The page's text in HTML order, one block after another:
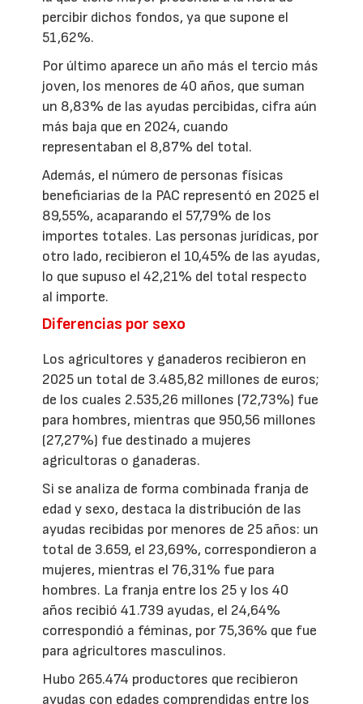
percibir dichos fondos, ya que supone el
51,62%.
Por último aparece un año más el tercio más
joven, los menores de 40 años, que suman
un 8,83% de las ayudas percibidas, cifra aún
más baja que en 2024, cuando
representaban el 8,87% del total.
Además, el número de personas físicas
beneficiarias de la PAC representó en 2025 el
89,55%, acaparando el 57,79% de los
importes totales. Las personas jurídicas, por
otro lado, recibieron el 10,45% de las ayudas,
lo que supuso el 42,21% del total respecto
al importe.
Diferencias por sexo
Los agricultores y ganaderos recibieron en
2025 un total de 3.485,82 millones de euros;
de los cuales 2.535,26 millones (72,73%) fue
para hombres, mientras que 950,56 millones
(27,27%) fue destinado a mujeres
agricultoras o ganaderas.
Si se analiza de forma combinada franja de
edad y sexo, destaca la distribución de las
ayudas recibidas por menores de 25 años: un
total de 3.659, el 23,69%, correspondieron a
mujeres, mientras el 76,31% fue para
hombres. La franja entre los 25 y los 40
años recibió 41.739 ayudas, el 24,64%
correspondió a féminas, por 75,36% que fue
para agricultores masculinos.
Hubo 265.474 productores que recibieron
ayudas con edades comprendidas entre los